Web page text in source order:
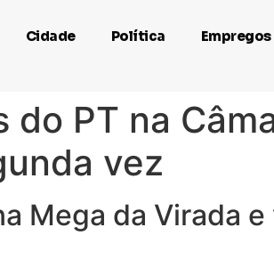
Cidade Política Empregos
do PT na
vez
Mega da Virada